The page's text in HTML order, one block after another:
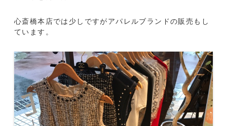
心斎橋本店では少しですがアパレルブランドの販売もし
ています。